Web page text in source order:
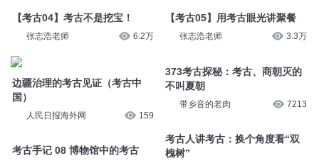
【考古04】考古不是挖宝！
张志浩老师 6.2万
边疆治理的考古见证（考古中
国）
人民日报海外网 159
考古手记 08 博物馆中的考古
【考古05】用考古眼光讲聚餐
张志浩老师 3.3万
373考古探秘：考古、商朝灭的
不叫夏朝
带乡音的老肉 7213
考古人讲考古：换个角度看“双
槐树”